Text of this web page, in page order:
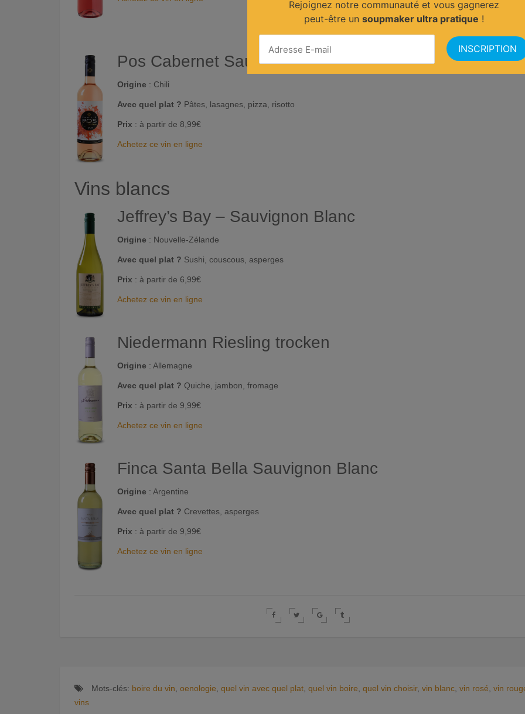
Pos Cabernet Sauvignon Rosé
Origine : Chili
Avec quel plat ? Pâtes, lasagnes, pizza, risotto
Prix : à partir de 8,99€
Achetez ce vin en ligne
Vins blancs
Jeffrey’s Bay – Sauvignon Blanc
Origine : Nouvelle-Zélande
Avec quel plat ? Sushi, couscous, asperges
Prix : à partir de 6,99€
Achetez ce vin en ligne
Niedermann Riesling trocken
Origine : Allemagne
Avec quel plat ? Quiche, jambon, fromage
Prix : à partir de 9,99€
Achetez ce vin en ligne
Finca Santa Bella Sauvignon Blanc
Origine : Argentine
Avec quel plat ? Crevettes, asperges
Prix : à partir de 9,99€
Achetez ce vin en ligne
Mots-clés: boire du vin oenologie quel vin avec quel plat quel vin boire quel vin choisir, vin blanc vin rosé vin
vins
Rejoignez notre communauté et vous gagnerez
peut-être un soupmaker ultra pratique !